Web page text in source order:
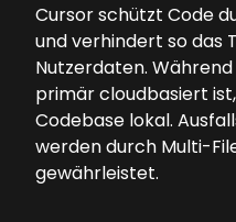
Cursor schützt Code
und verhindert so das
Nutzerdaten.
primär cloudbasiert
Codebase lokal.
werden durch Multi-
gewährleistet.